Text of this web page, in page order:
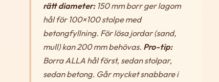
rätt diameter:150 mm borr ger lagom
hål för 100×100 stolpe med
betongfyllning. För lösa jordar (sand,
mull) kan 200 mm behövas. Pro-tip:
Borra ALLA hål först, sedan stolpar,
sedan betong. Går mycket snabbare i